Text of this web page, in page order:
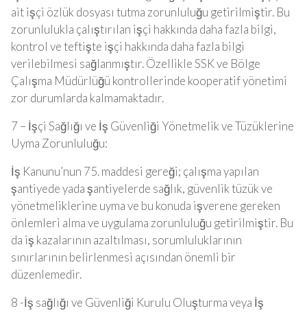
ait işçi özlük dosyası tutma zorunluluğu getirilmiştir. Bu
zorunlulukla çalıştırılan işçi hakkında daha fazla bilgi,
kontrol ve teftişte işçi hakkında daha fazla bilgi
verilebilmesi sağlanmıştır. Özellikle SSK ve Bölge
Çalışma Müdürlüğü kontrollerinde kooperatif yönetimi
zor durumlarda kalmamaktadır.
7 – İşçi Sağlığı ve İş Güvenliği Yönetmelik ve Tüzüklerine
Uyma Zorunluluğu:
İş Kanunu’nun 75. maddesi gereği; çalışma yapılan
şantiyede yada şantiyelerde sağlık, güvenlik tüzük ve
yönetmeliklerine uyma ve bu konuda işverene gereken
önlemleri alma ve uygulama zorunluluğu getirilmiştir. Bu
da iş kazalarının azaltılması, sorumluluklarının
sınırlarının belirlenmesi açısından önemli bir
düzenlemedir.
8 -İş sağlığı ve Güvenliği Kurulu Oluşturma veya İş